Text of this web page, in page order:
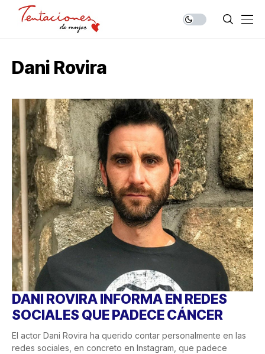
Dani Rovira
DANI ROVIRA INFORMA EN REDES
SOCIALES QUE PADECE CÁNCER
El actor Dani Rovira ha querido contar personalmente en las
redes sociales, en concreto en Instagram, que padece